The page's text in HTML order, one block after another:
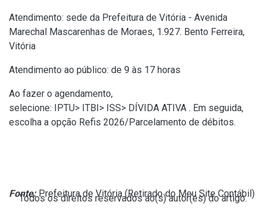
Atendimento: sede da Prefeitura de Vitória - Avenida
Marechal Mascarenhas de Moraes, 1.927. Bento Ferreira,
Vitória
Atendimento ao público: de 9 às 17 horas
Ao fazer o agendamento,
selecione: IPTU> ITBI> ISS> DÍVIDA ATIVA . Em seguida,
escolha a opção Refis 2026/Parcelamento de débitos.
Fonte:Prefeitura de Vitória (Retirado do Meu Site Contábil)
Todos os direitos reservados ao(s) autor(es) do artigo.